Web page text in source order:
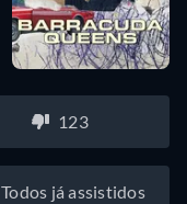
123
Todos já assistidos